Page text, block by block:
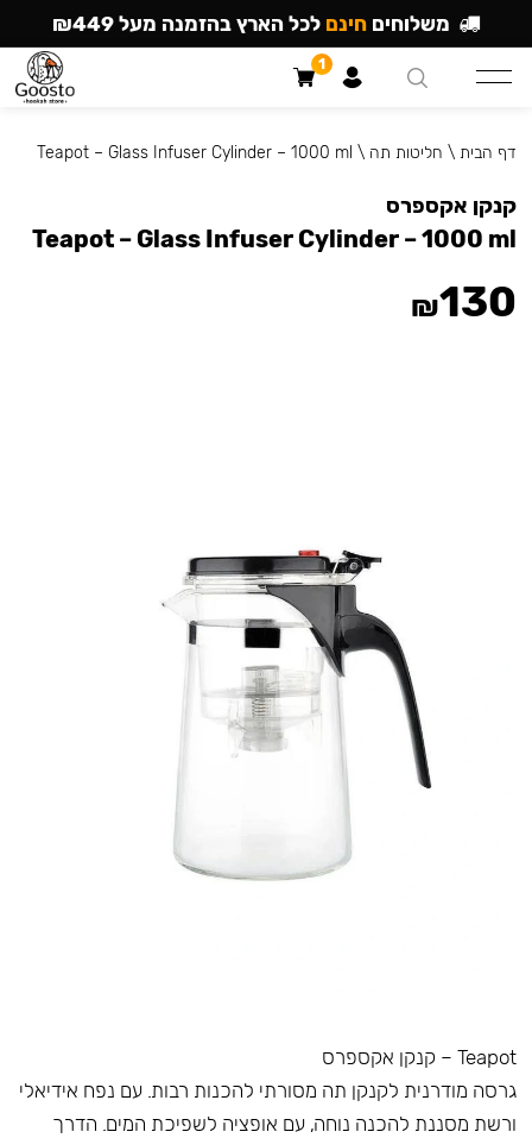
Teapot – קנקן אקספרס
גרסה מודרנית לקנקן תה מסורתי להכנות רבות. עם נפח אידיאלי
ורשת מסננת להכנה נוחה, עם אופציה לשפיכת המים. הדרך
דף הבית \ חליטות תה \
Teapot – Glass Infuser Cylinder – 1000 ml
קנקן אקספרס
Teapot – Glass Infuser Cylinder – 1000 ml
₪130
משלוחים חינם לכל הארץ בהזמנה מעל ₪449
1